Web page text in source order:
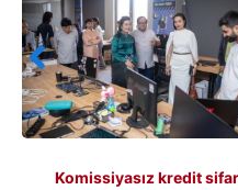
Komissiyasız kredit